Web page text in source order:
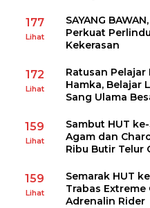
177
Lihat
SAYANG
Perkuat
Kekerasan
172
Lihat
Ratusan Pelajar
Hamka, Belajar
Sang Ulama
159
Lihat
Sambut HUT
Agam dan
Ribu Butir Telur
159
Lihat
Semarak HUT
Trabas
Adrenalin Rider